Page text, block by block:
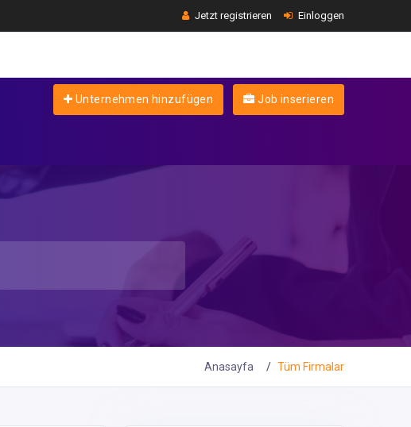
Jetzt registrieren Einloggen
Unternehmen hinzufügen Job inserieren
Anasayfa Tüm Firmalar